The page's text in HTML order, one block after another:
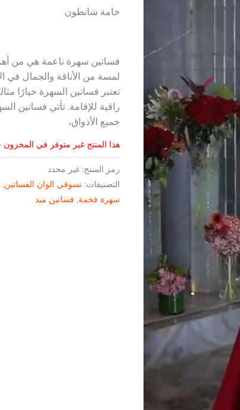
خامة شانطون
فساتين سهرة ناعمة هي من
لمسة من الأناقة والجمال في
تعتبر فساتين السهرة خيارًا
راقية للإقامة. تأتي فساتين
جميع الأذواق،
هذا المنتج غير متوفر في المخزون
رمز المنتج:غير محدد
التصنيفات:تسوقي الوان الفساتين,
سهرة فخمة, فساتين ميد